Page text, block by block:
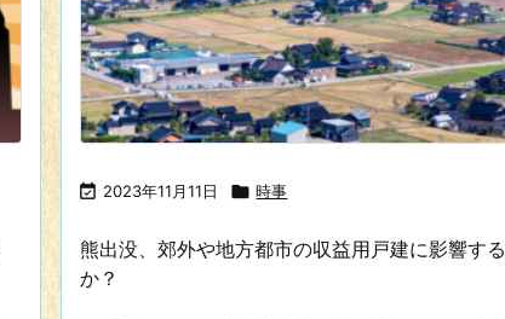
 2023年11月11日  時事
熊出没、郊外や地方都市の収益用戸建に影響する
か？